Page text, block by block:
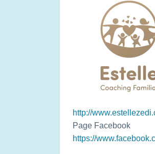
http://
Page Facebook
https://